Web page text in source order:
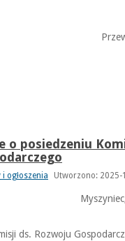
o posiedzeniu
ogłoszenia Utworzono: 2025-
ds. Rozwoju